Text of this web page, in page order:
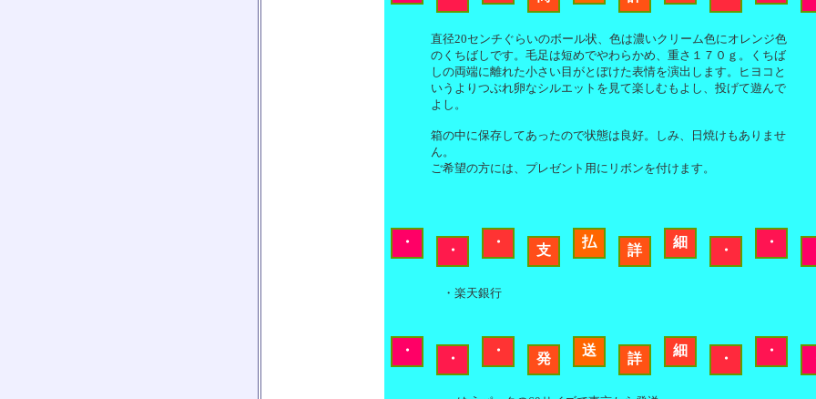
直径20センチぐらいのボール状、色は濃いクリーム色にオレンジ色
のくちばしです。毛足は短めでやわらかめ、重さ１７０ｇ。くちば
しの両端に離れた小さい目がとぼけた表情を演出します。ヒヨコと
いうよりつぶれ卵なシルエットを見て楽しむもよし、投げて遊んで
よし。
箱の中に保存してあったので状態は良好。しみ、日焼けもありませ
ん。
ご希望の方には、プレゼント用にリボンを付けます。
・
・
・
支
払
詳
細
・
・
・楽天銀行
・
・
・
発
送
詳
細
・
・